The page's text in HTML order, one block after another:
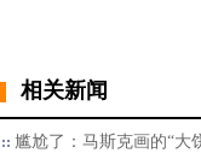
相关新闻
尴尬了：马斯克画的“大